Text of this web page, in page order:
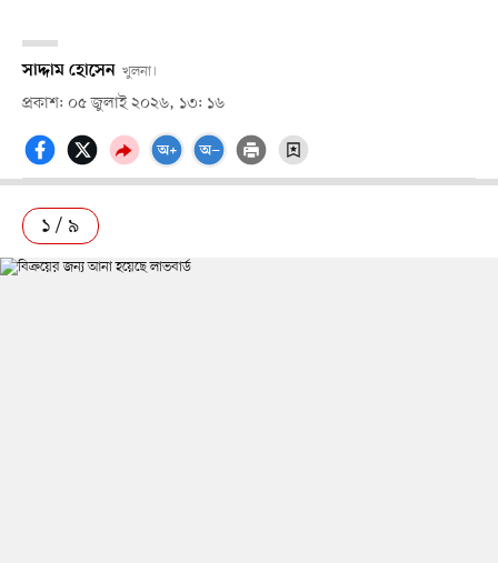
সাদ্দাম হোসেন খুলনা।
প্রকাশ: ০৫ জুলাই ২০২৬, ১৩: ১৬
১ / ৯